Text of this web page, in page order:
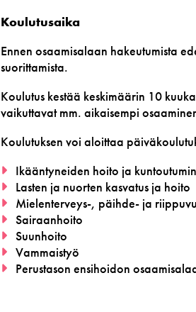
Koulutusaika
Ennen osaamisalaan hakeutumista
suorittamista.
Koulutus kestää keskimäärin 10
vaikuttavat mm. aikaisempi
Koulutuksen voi aloittaa
Ikääntyneiden hoito ja kuntou
Lasten ja nuorten kasvatus ja hoito
Mielenterveys-, päihde- ja
Sairaanhoito
Suunhoito
Vammaistyö
Perustason ensihoidon